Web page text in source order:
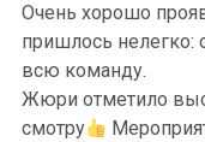
Очень хорошо
пришлось нелегко:
всю команду.
Жюри отметило
смотру